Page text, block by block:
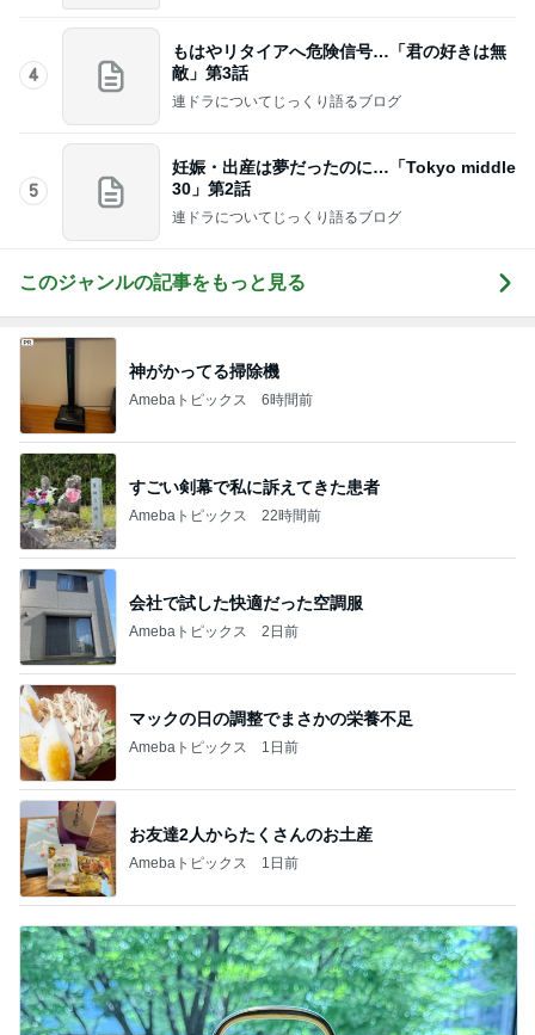
4
もはやリタイアへ危険信号…「君の好きは無
敵」第3話
連ドラについてじっくり語るブログ
5
妊娠・出産は夢だったのに…「Tokyo middle
30」第2話
連ドラについてじっくり語るブログ
このジャンルの記事をもっと見る
神がかってる掃除機
Amebaトピックス 6時間前
すごい剣幕で私に訴えてきた患者
Amebaトピックス 22時間前
会社で試した快適だった空調服
Amebaトピックス 2日前
マックの日の調整でまさかの栄養不足
Amebaトピックス 1日前
お友達2人からたくさんのお土産
Amebaトピックス 1日前